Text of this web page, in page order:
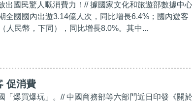
出國民驚人嘅消費力！// 據國家文化和旅遊部數據中心
全國國內出遊3.14億人次，同比增長6.4%；國內遊客
人民幣，下同），同比增長8.0%。其中...
促消費
「爆買爆玩」。// 中國商務部等六部門近日印發《關於